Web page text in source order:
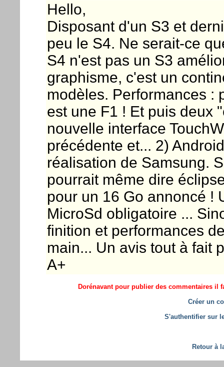
Hello,
Disposant d'un S3 et
peu le S4. Ne serait-ce
S4 n'est pas un S3
graphisme, c'est un
modèles. Performances :
est une F1 ! Et puis deux
nouvelle interface
précédente et... 2)
réalisation de Samsung.
pourrait même dire
pour un 16 Go annoncé !
MicroSd obligatoire ...
finition et performances
main... Un avis tout à fait
A+
Dorénavant pour publier des commentaires il
Créer un
S'authentifier sur
Retour à